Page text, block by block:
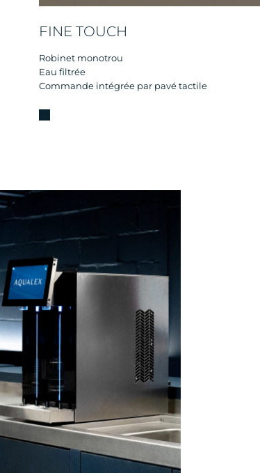
FINE TOUCH
Robinet monotrou
Eau filtrée
Commande intégrée par pavé tactile